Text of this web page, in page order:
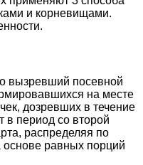
и корневищами.
вызревший посевной
на месте
дозревших в течение
период со второй
распределяя по
основе равных порций